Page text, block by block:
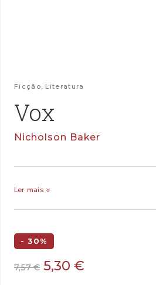
Ficção, Literatura
Vox
Nicholson Baker
Ler mais
- 30%
7,57€ O
5,30 €